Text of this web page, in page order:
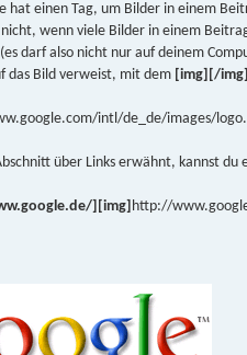
hat einen Tag, um Bilder in einem
wenn viele Bilder in einem
darf also nicht nur auf deinem
das Bild verweist, mit dem [img][/
intl/de_de/images/
über Links erwähnt, kannst du
][img] http://